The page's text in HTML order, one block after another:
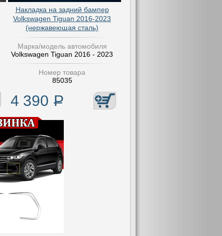
Накладка на задний бампер
Volkswagen Tiguan 2016-2023
(нержавеющая сталь)
Марка/модель автомобиля
Volkswagen Tiguan 2016 - 2023
Номер товара
85035
4 390 Р